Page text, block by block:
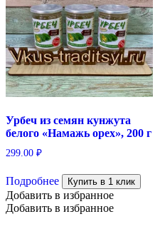
Урбеч из семян кунжута
белого «Намажь орех», 200 г
299.00 ₽
Подробнее Купить в 1 клик
Добавить в избранное
Добавить в избранное